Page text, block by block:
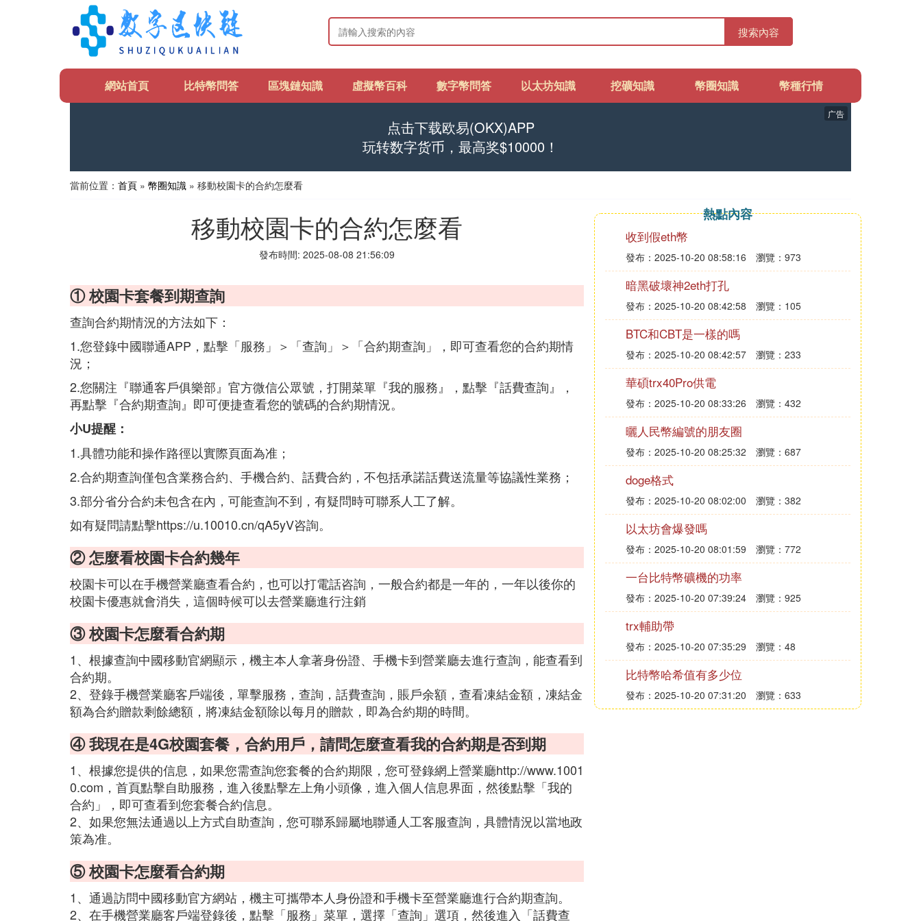
搜索內容
網站首頁 比特幣問答 區塊鏈知識 虛擬幣百科 數字幣問答 以太坊知識 挖礦知識 幣圈知識 幣種行情
点击下载欧易(OKX)APP
玩转数字货币，最高奖$10000！
广告
當前位置： 首頁 » 幣圈知識 » 移動校園卡的合約怎麼看
移動校園卡的合約怎麼看
發布時間: 2025-08-08 21:56:09
① 校園卡套餐到期查詢
查詢合約期情況的方法如下：
1.您登錄中國聯通APP，點擊「服務」＞「查詢」＞「合約期查詢」，即可查看您的合約期情
況；
2.您關注『聯通客戶俱樂部』官方微信公眾號，打開菜單『我的服務』，點擊『話費查詢』，
再點擊『合約期查詢』即可便捷查看您的號碼的合約期情況。
小U提醒：
1.具體功能和操作路徑以實際頁面為准；
2.合約期查詢僅包含業務合約、手機合約、話費合約，不包括承諾話費送流量等協議性業務；
3.部分省分合約未包含在內，可能查詢不到，有疑問時可聯系人工了解。
如有疑問請點擊https://u.10010.cn/qA5yV咨詢。
② 怎麼看校園卡合約幾年
校園卡可以在手機營業廳查看合約，也可以打電話咨詢，一般合約都是一年的，一年以後你的
校園卡優惠就會消失，這個時候可以去營業廳進行注銷
③ 校園卡怎麼看合約期
1、根據查詢中國移動官網顯示，機主本人拿著身份證、手機卡到營業廳去進行查詢，能查看到
合約期。
2、登錄手機營業廳客戶端後，單擊服務，查詢，話費查詢，賬戶余額，查看凍結金額，凍結金
額為合約贈款剩餘總額，將凍結金額除以每月的贈款，即為合約期的時間。
④ 我現在是4G校園套餐，合約用戶，請問怎麼查看我的合約期是否到期
1、根據您提供的信息，如果您需查詢您套餐的合約期限，您可登錄網上營業廳http://www.1001
0.com，首頁點擊自助服務，進入後點擊左上角小頭像，進入個人信息界面，然後點擊「我的
合約」，即可查看到您套餐合約信息。
2、如果您無法通過以上方式自助查詢，您可聯系歸屬地聯通人工客服查詢，具體情況以當地政
策為准。
⑤ 校園卡怎麼看合約期
1、通過訪問中國移動官方網站，機主可攜帶本人身份證和手機卡至營業廳進行合約期查詢。
2、在手機營業廳客戶端登錄後，點擊「服務」菜單，選擇「查詢」選項，然後進入「話費查
熱點內容
收到假eth幣
發布：2025-10-20 08:58:16 瀏覽：973
暗黑破壞神2eth打孔
發布：2025-10-20 08:42:58 瀏覽：105
BTC和CBT是一樣的嗎
發布：2025-10-20 08:42:57 瀏覽：233
華碩trx40Pro供電
發布：2025-10-20 08:33:26 瀏覽：432
曬人民幣編號的朋友圈
發布：2025-10-20 08:25:32 瀏覽：687
doge格式
發布：2025-10-20 08:02:00 瀏覽：382
以太坊會爆發嗎
發布：2025-10-20 08:01:59 瀏覽：772
一台比特幣礦機的功率
發布：2025-10-20 07:39:24 瀏覽：925
trx輔助帶
發布：2025-10-20 07:35:29 瀏覽：48
比特幣哈希值有多少位
發布：2025-10-20 07:31:20 瀏覽：633